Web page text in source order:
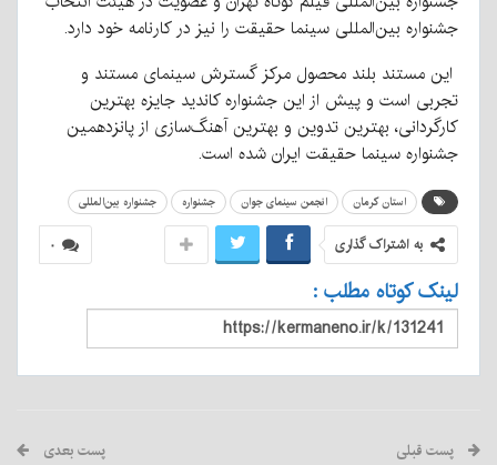
جشنواره بین‌المللی سینما حقیقت را نیز در کارنامه خود دارد.
این مستند بلند محصول مرکز گسترش سینمای مستند و
تجربی است و پیش از این جشنواره کاندید جایزه بهترین
کارگردانی، بهترین تدوین و بهترین آهنگ‌سازی از پانزدهمین
جشنواره سینما حقیقت ایران شده است.
استان کرمان انجمن سینمای جوان جشنواره جشنواره بین‌المللی
۰ به اشتراک گذاری
لینک کوتاه مطلب :
پست قبلی پست بعدی